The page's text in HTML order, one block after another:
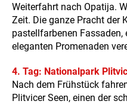
Weiterfahrt nach Opatija.
Zeit. Die ganze Pracht der
pastellfarbenen
eleganten Promenaden
4. Tag: Nationalpark
Nach dem Frühstück
Plitvicer Seen, einen der